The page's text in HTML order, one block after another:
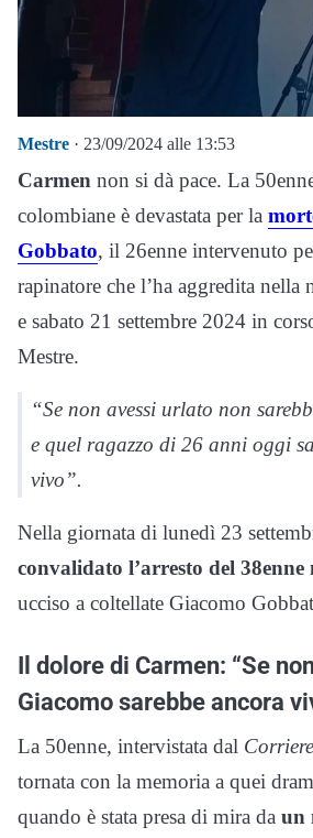
Mestre · 23/09/2024 alle 13:53
Carmen non si dà pace. La
colombiane è devastata per la
Gobbato, il 26enne intervenuto
rapinatore che l’ha aggredita nella
e sabato 21 settembre 2024 in
Mestre.
“Se non avessi urlato non
e quel ragazzo di 26 anni oggi
vivo”.
Nella giornata di lunedì 23
convalidato l’arresto del 38enne
ucciso a coltellate Giacomo
Il dolore di Carmen: “Se
Giacomo sarebbe ancora
La 50enne, intervistata dal
tornata con la memoria a quei
quando è stata presa di mira da un